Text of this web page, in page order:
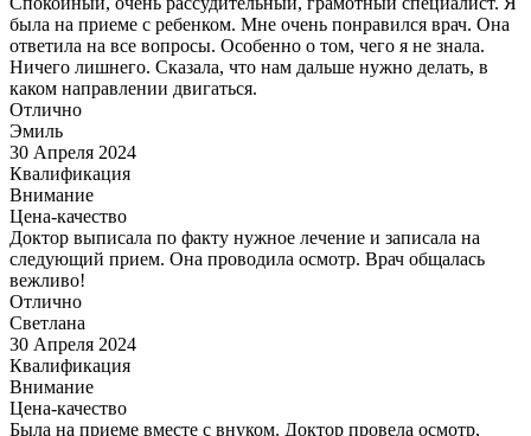
была на приеме с ребенком. Мне очень понравился врач. Она
ответила на все вопросы. Особенно о том, чего я не знала.
Ничего лишнего. Сказала, что нам дальше нужно делать, в
каком направлении двигаться.
Отлично
Эмиль
30 Апреля 2024
Квалификация
Внимание
Цена-качество
Доктор выписала по факту нужное лечение и записала на
следующий прием. Она проводила осмотр. Врач общалась
вежливо!
Отлично
Светлана
30 Апреля 2024
Квалификация
Внимание
Цена-качество
Была на приеме вместе с внуком. Доктор провела осмотр,